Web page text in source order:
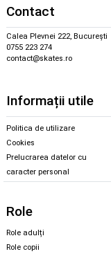
Contact
Calea Plevnei 222, București
0755 223 274
contact@skates.ro
Informații utile
Politica de utilizare
Cookies
Prelucrarea datelor cu
caracter personal
Role
Role adulți
Role copii